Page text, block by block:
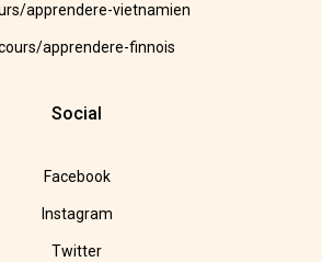
apprendere-vietnamien
apprendere-finnois
Social
Facebook
Instagram
Twitter